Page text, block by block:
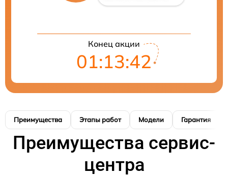
Конец акции
01:13:41
Преимущества Этапы работ Модели Гарантия
Преимущества сервис-
центра